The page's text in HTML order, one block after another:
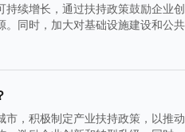
续增长，通过扶持政策鼓励企业
同时，加大对基础设施建设和公
，积极制定产业扶持政策，以推